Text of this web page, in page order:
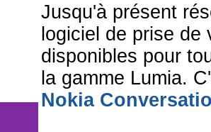
Jusqu'à présent
logiciel de prise
disponibles pour
la gamme Lumia.
Nokia